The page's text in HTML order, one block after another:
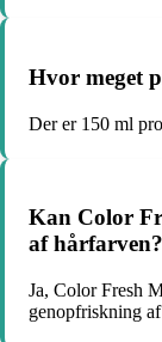
Hvor meget
Der er 150 ml
Kan Color
af hårfarven?
Ja, Color Fresh
genopfriskning